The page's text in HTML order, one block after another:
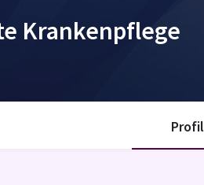
Krankenpflege
Profil